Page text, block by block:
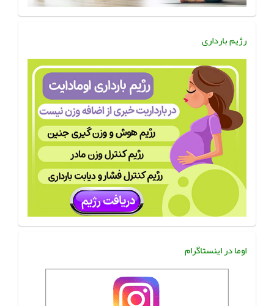
رژیم بارداری
اوما در اینستاگرام